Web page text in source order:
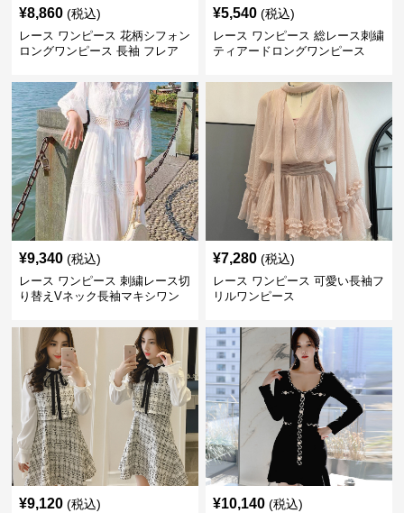
¥8,860 (税込)
レース ワンピース 花柄シフォン
ロングワンピース 長袖 フレア
¥5,540 (税込)
レース ワンピース 総レース刺繍
ティアードロングワンピース
¥9,340 (税込)
レース ワンピース 刺繍レース切
り替えVネック長袖マキシワン
¥7,280 (税込)
レース ワンピース 可愛い長袖フ
リルワンピース
¥9,120 (税込) ¥10,140 (税込)